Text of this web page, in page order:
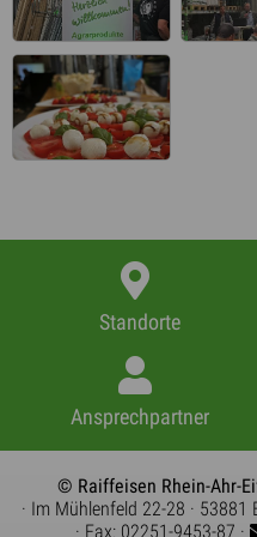
Standorte
Ansprechpartner
© Raiffeisen Rhein-Ahr-
· Im Mühlenfeld 22-28 · 53881
· Fax: 02251-9453-87 ·